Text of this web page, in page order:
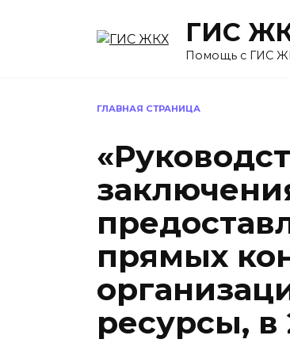
ГИС
Помощь с ГИС
ГЛАВНАЯ СТРАНИЦА
прямых
ресурсы, в